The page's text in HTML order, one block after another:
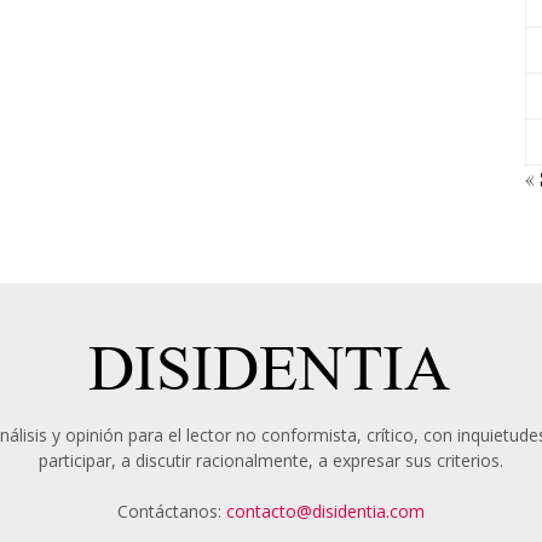
«
y opinión para el lector no conformista, crítico, con
participar, a discutir racionalmente, a expresar sus criterios.
Contáctanos: contacto@disidentia.com